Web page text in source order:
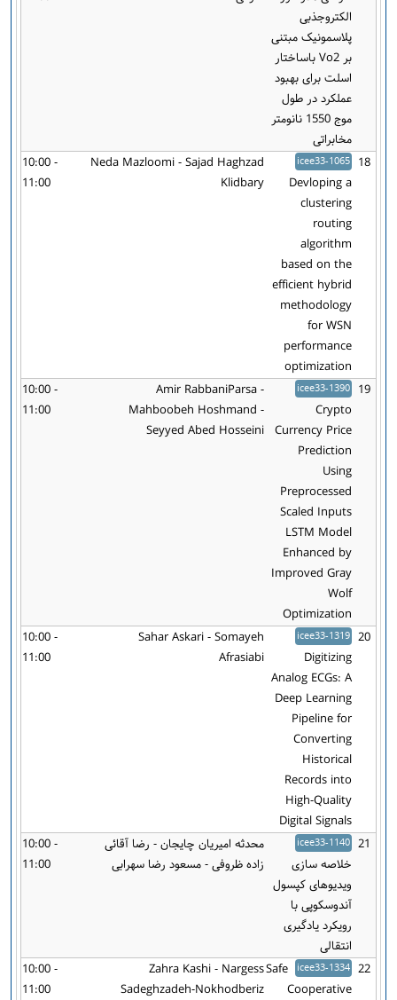
الکتروجذبی
پلاسمونیک مبتنی
بر Vo2 باساختار
اسلت برای بهبود
عملکرد در طول
موج 1550 نانومتر
مخابراتی
18
icee33-1065
Devloping a
clustering
routing
algorithm
based on the
efficient hybrid
methodology
for WSN
performance
optimization
Neda Mazloomi - Sajad Haghzad
Klidbary
10:00 -
11:00
19
icee33-1390
Crypto
Currency Price
Prediction
Using
Preprocessed
Scaled Inputs
LSTM Model
Enhanced by
Improved Gray
Wolf
Optimization
Amir RabbaniParsa -
Mahboobeh Hoshmand -
Seyyed Abed Hosseini
10:00 -
11:00
20
icee33-1319
Digitizing
Analog ECGs: A
Deep Learning
Pipeline for
Converting
Historical
Records into
High-Quality
Digital Signals
Sahar Askari - Somayeh
Afrasiabi
10:00 -
11:00
21
icee33-1140
خلاصه سازی
ویدیوهای کپسول
آندوسکوپی با
رویکرد یادگیری
انتقالی
محدثه امیریان چایجان - رضا آقائی
زاده ظروفی - مسعود رضا سهرابی
10:00 -
11:00
22
icee33-1334
Safe
Cooperative
Zahra Kashi - Nargess
Sadeghzadeh-Nokhodberiz
10:00 -
11:00